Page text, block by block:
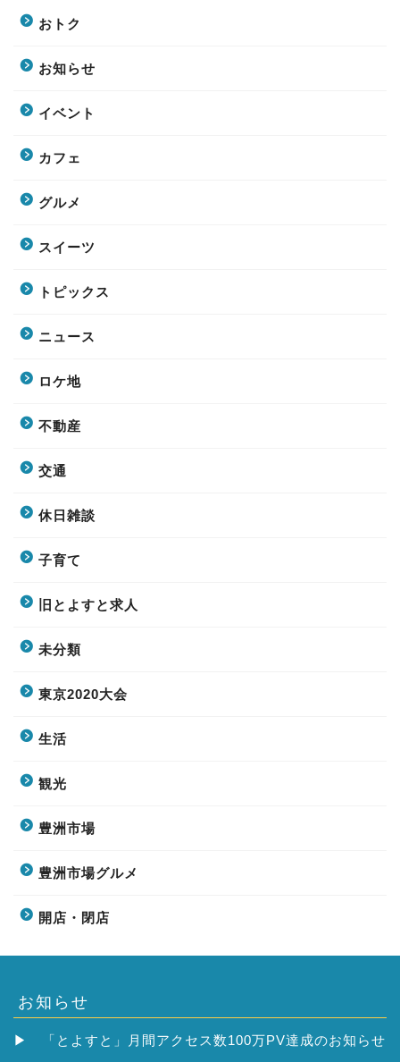
おトク
お知らせ
イベント
カフェ
グルメ
スイーツ
トピックス
ニュース
ロケ地
不動産
交通
休日雑談
子育て
旧とよすと求人
未分類
東京2020大会
生活
観光
豊洲市場
豊洲市場グルメ
開店・閉店
お知らせ
▶ 「とよすと」月間アクセス数100万PV達成のお知らせ